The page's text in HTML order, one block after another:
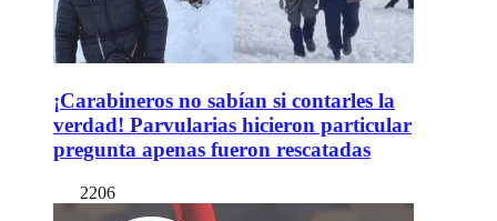
¡Carabineros no sabían si contarles la
verdad! Parvularias hicieron particular
pregunta apenas fueron rescatadas
2206